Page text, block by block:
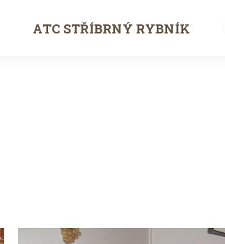
ATC STŘÍBRNÝ RYBNÍK